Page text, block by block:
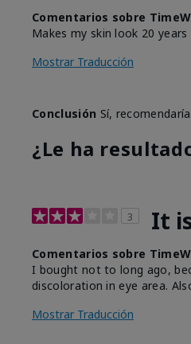
Comentarios sobre
Makes my skin look 20
Mostrar Traducción
Conclusión Sí,
¿Le ha
3 It
Comentarios sobre
I bought not to long ago,
discoloration in eye area.
Mostrar Traducción